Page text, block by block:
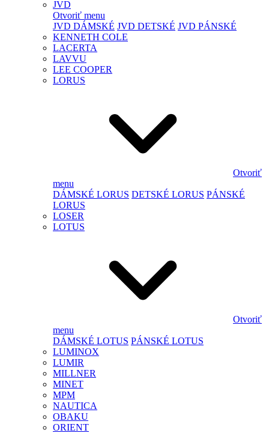
JVD
Otvoriť menu
JVD DÁMSKÉ JVD DETSKÉ JVD PÁNSKÉ
KENNETH COLE
LACERTA
LAVVU
LEE COOPER
LORUS
Otvoriť
menu
DÁMSKÉ LORUS DETSKÉ LORUS PÁNSKÉ
LORUS
LOSER
LOTUS
Otvoriť
menu
DÁMSKÉ LOTUS PÁNSKÉ LOTUS
LUMINOX
LUMIR
MILLNER
MINET
MPM
NAUTICA
OBAKU
ORIENT